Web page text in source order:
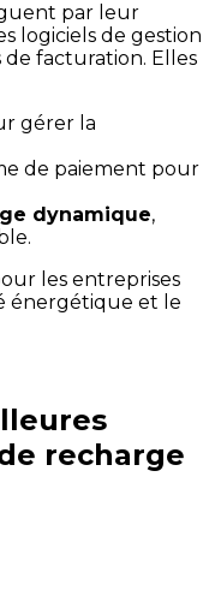
par leur
logiciels de gestion
facturation. Elles
gérer la
de paiement pour
dynamique,
les entreprises
énergétique et le
recharge